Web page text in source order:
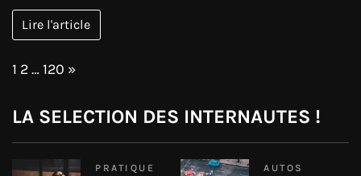
Lire l'article
Page:
1 2…120 Next
»
LA SELECTION DES INTERNAUTES !
PRATIQUE
AUTOS